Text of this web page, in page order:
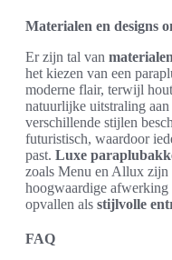
Materialen en designs
Er zijn tal van
het kiezen van een
moderne flair, terwijl
natuurlijke uitstraling aan
verschillende stijlen
futuristisch, waardoor
past. Luxe
zoals Menu en Allux
hoogwaardige afwerking
opvallen als stijlvolle
FAQ